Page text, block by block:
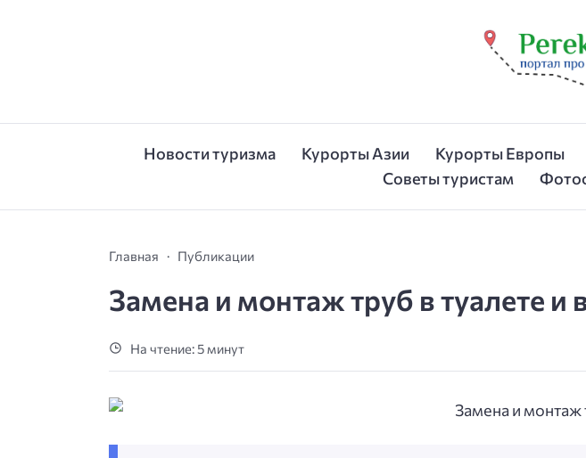
Новости туризма Курорты Азии Курорты Европы
Советы туристам
Главная Публикации
Замена и монтаж труб в туалете и
На чтение: 5 минут